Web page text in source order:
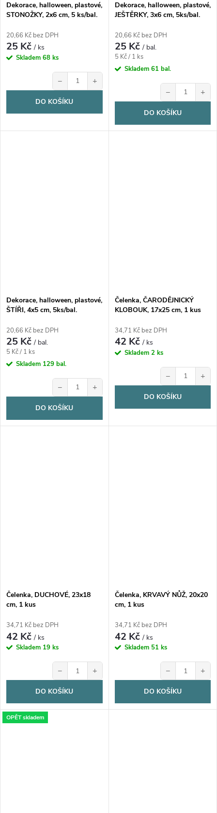
Dekorace, halloween, plastové,
STONOŽKY, 2x6 cm, 5 ks/bal.
20,66 Kč bez DPH
25 Kč/ ks
Skladem 68 ks
− +
DO KOŠÍKU
Dekorace, halloween, plastové,
JEŠTĚRKY, 3x6 cm, 5ks/bal.
20,66 Kč bez DPH
25 Kč/ bal.
Měrná
cena:
5 Kč / 1 ks
Skladem 61 bal.
− +
DO KOŠÍKU
Dekorace, halloween, plastové,
ŠTÍŘI, 4x5 cm, 5ks/bal.
20,66 Kč bez DPH
25 Kč/ bal.
Měrná
cena:
5 Kč / 1 ks
Skladem 129 bal.
− +
DO KOŠÍKU
Čelenka, ČARODĚJNICKÝ
KLOBOUK, 17x25 cm, 1 kus
34,71 Kč bez DPH
42 Kč/ ks
Skladem 2 ks
− +
DO KOŠÍKU
Čelenka, DUCHOVÉ, 23x18
cm, 1 kus
34,71 Kč bez DPH
42 Kč/ ks
Skladem 19 ks
− +
DO KOŠÍKU
Čelenka, KRVAVÝ NŮŽ, 20x20
cm, 1 kus
34,71 Kč bez DPH
42 Kč/ ks
Skladem 51 ks
− +
DO KOŠÍKU
OPĚT skladem